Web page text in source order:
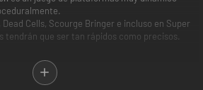
Cells, Scourge Bringer e incluso en Super
tendrán que ser tan rápidos como precisos.